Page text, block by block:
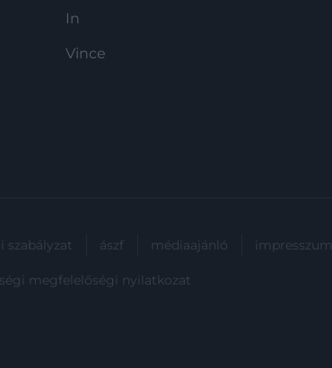
In
Vince
szabályzat ászf médiaajánló impresszum
megfelelőségi nyilatkozat